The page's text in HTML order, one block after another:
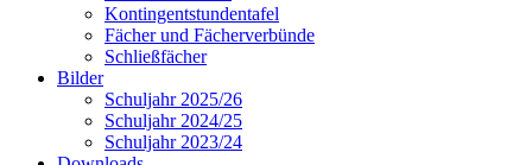
Kontingentstundentafel
Fächer und Fächerverbünde
Schließfächer
Bilder
Schuljahr 2025/26
Schuljahr 2024/25
Schuljahr 2023/24